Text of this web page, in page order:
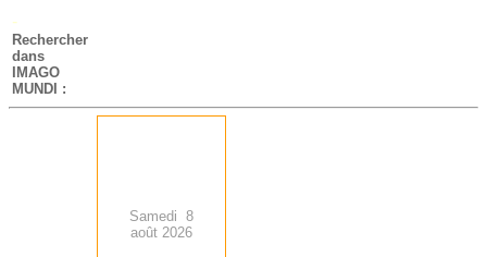
-
Rechercher
dans
IMAGO
MUNDI :
Samedi 8
août 2026